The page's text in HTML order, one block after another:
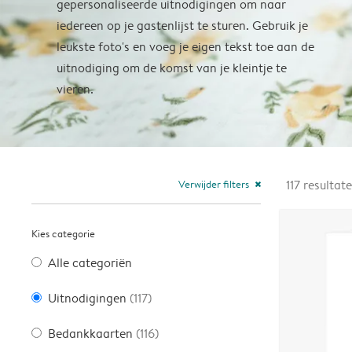
gepersonaliseerde uitnodigingen om naar
iedereen op je gastenlijst te sturen. Gebruik je
leukste foto's en voeg je eigen tekst toe aan de
uitnodiging om de komst van je kleintje te
vieren.
Verwijder filters close
Kies categorie
Alle categoriën
Uitnodigingen (117)
Bedankkaarten (116)
117